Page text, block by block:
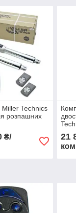
Miller Technics
розпашних
₴/
21